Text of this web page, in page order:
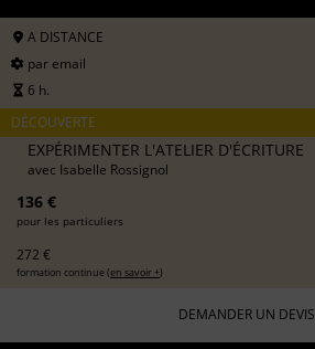
A DISTANCE
par email
6 h.
DÉCOUVERTE
EXPÉRIMENTER L'ATELIER D'ÉCRITURE
avec Isabelle Rossignol
136 €
pour les particuliers
272 €
formation continue (en savoir +)
DEMANDER UN DEVIS